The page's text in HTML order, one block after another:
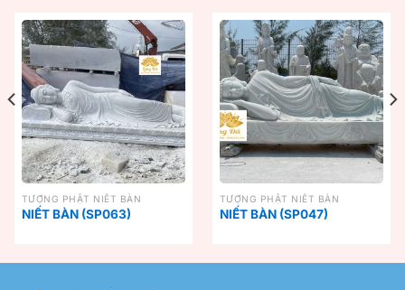
TƯỢNG PHẬT NIẾT BÀN
NIẾT BÀN (SP063)
TƯỢNG PHẬT NIẾT BÀN
NIẾT BÀN (SP047)